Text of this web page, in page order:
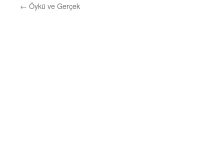
← Öykü ve Gerçek